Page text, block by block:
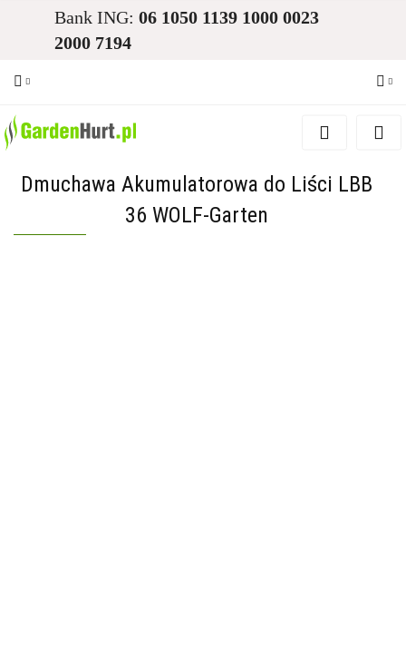
Bank ING: 06 1050 1139 1000 0023
2000 7194
Zaloguj się
Dodaj zgłoszenie
Dmuchawa Akumulatorowa do Liści LBB
36 WOLF-Garten